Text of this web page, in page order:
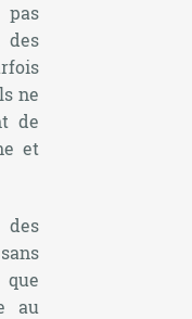
des
ne
de
et
au